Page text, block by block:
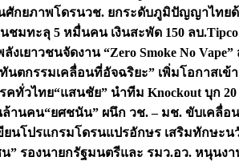
ศักยภาพโดรนวช. ยกระดับภูมิปัญญาไทย
ชมทะลุ 5 หมื่นคน เงินสะพัด 150 ลบ.
งเยาวชนจัดงาน “Zero Smoke No
นตกรรมเคลื่อนที่อัจฉริยะ” เพิ่มโอกาสเข้
คทั่วไทย“แสนชัย” นำทีม Knockout บุก
ล้านคน“ยศชนัน” ผนึก วช. – มช. ขับเคลื่
ยนโปรแกรมโดรนแปรอักษร เสริมทักษะ
น” รองนายกรัฐมนตรีและ รมว.อว. หนุน